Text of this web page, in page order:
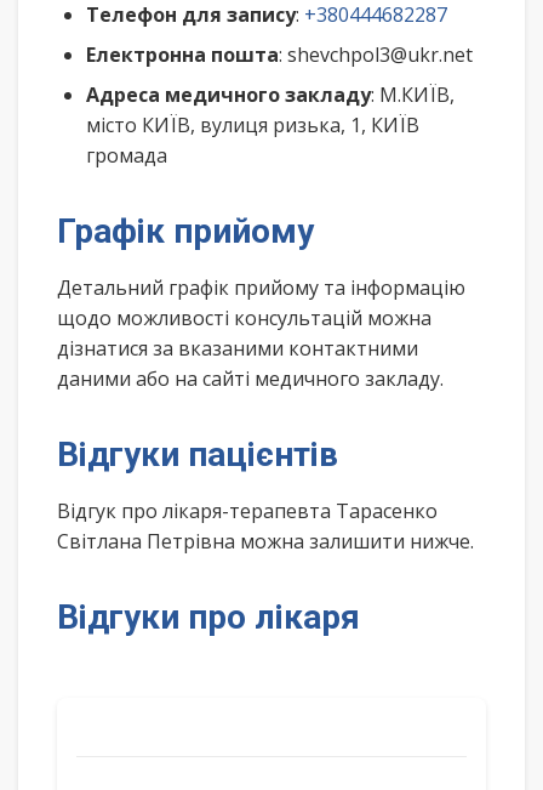
Телефон для запису: +380444682287
Електронна пошта: shevchpol3@ukr.net
Адреса медичного закладу: М.КИЇВ,
місто КИЇВ, вулиця ризька, 1, КИЇВ
громада
Графік прийому
Детальний графік прийому та інформацію
щодо можливості консультацій можна
дізнатися за вказаними контактними
даними або на сайті медичного закладу.
Відгуки пацієнтів
Відгук про лікаря-терапевта Тарасенко
Світлана Петрівна можна залишити нижче.
Відгуки про лікаря